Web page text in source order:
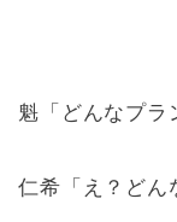
魁「どんなプラ
仁希「え？どん